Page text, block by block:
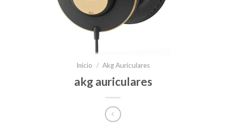
Inicio / Akg Auriculares
akg auriculares